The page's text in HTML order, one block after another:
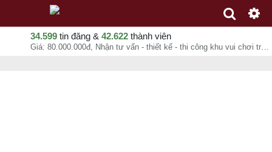
34.599 tin đăng & 42.622 thành viên
Giá: 80.000.000đ, Nhận tư vấn - thiết kế - thi công khu vui chơi trẻ em chất lượng, Nguyễn Duy Viên, chuyên mục Thiết kế tại Cẩm Lệ - Đà Nẵng - 09-08-2026 02:49:26